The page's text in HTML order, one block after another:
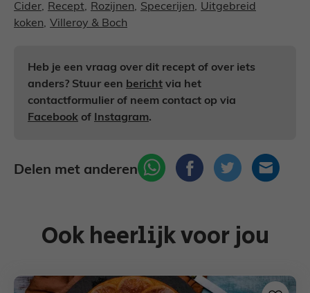
Cider, Recept, Rozijnen, Specerijen, Uitgebreid
koken, Villeroy & Boch
Heb je een vraag over dit recept of over iets
anders? Stuur een bericht via het
contactformulier of neem contact op via
Facebook of Instagram.
Delen met anderen
Ook heerlijk voor jou